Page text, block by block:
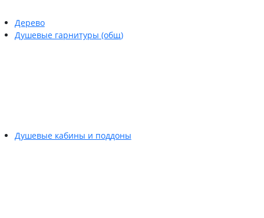
Дерево
Душевые гарнитуры (общ)
Душевые кабины и поддоны